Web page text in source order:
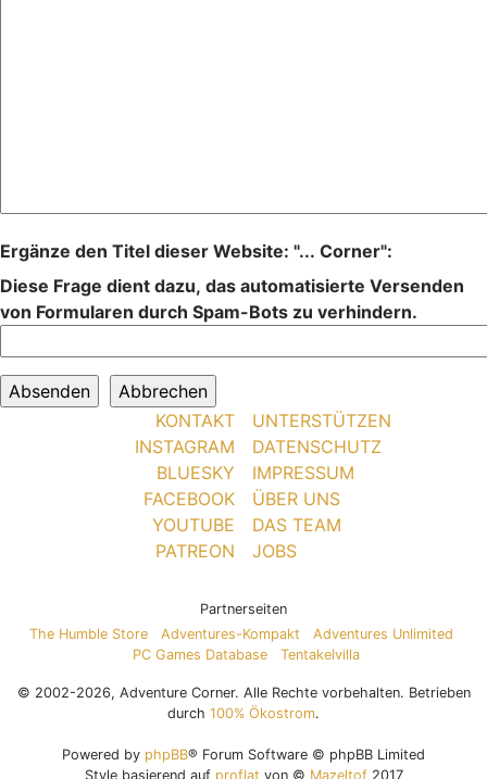
Ergänze den Titel dieser Website: "... Corner":
Diese Frage dient dazu, das automatisierte Versenden
von Formularen durch Spam-Bots zu verhindern.
KONTAKT
INSTAGRAM
BLUESKY
FACEBOOK
YOUTUBE
PATREON
UNTERSTÜTZEN
DATENSCHUTZ
IMPRESSUM
ÜBER UNS
DAS TEAM
JOBS
Partnerseiten
The Humble Store
Adventures-Kompakt
Adventures Unlimited
PC Games Database
Tentakelvilla
© 2002-2026, Adventure Corner. Alle Rechte vorbehalten. Betrieben
durch 100% Ökostrom.
Powered by phpBB® Forum Software © phpBB Limited
Style basierend auf proflat von © Mazeltof2017